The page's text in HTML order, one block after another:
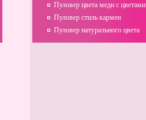
Пуловер цвета меди с цветами
Пуловер стиль кармен
Пуловер натурального цвета